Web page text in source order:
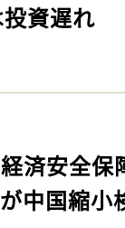
資遅れ
経済安全
中国縮小
入りに
ンが必
グイン